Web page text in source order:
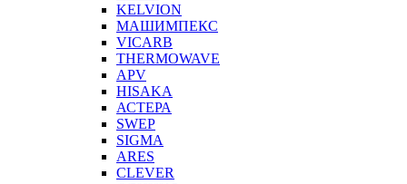
KELVION
МАШИМПЕКС
VICARB
THERMOWAVE
APV
HISAKA
АСТЕРА
SWEP
SIGMA
ARES
CLEVER